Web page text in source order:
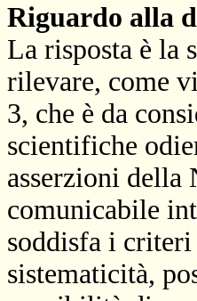
Riguardo alla
La risposta è la
rilevare, come
3, che è da
scientifiche
asserzioni della
comunicabile
soddisfa i criteri
sistematicità,